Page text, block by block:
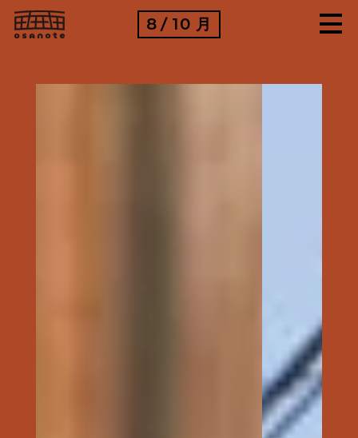
8 / 10 月